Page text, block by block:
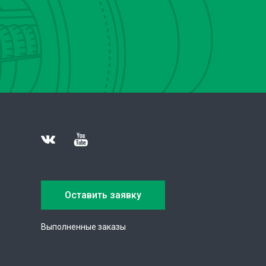
Оставить заявку
Выполненные заказы